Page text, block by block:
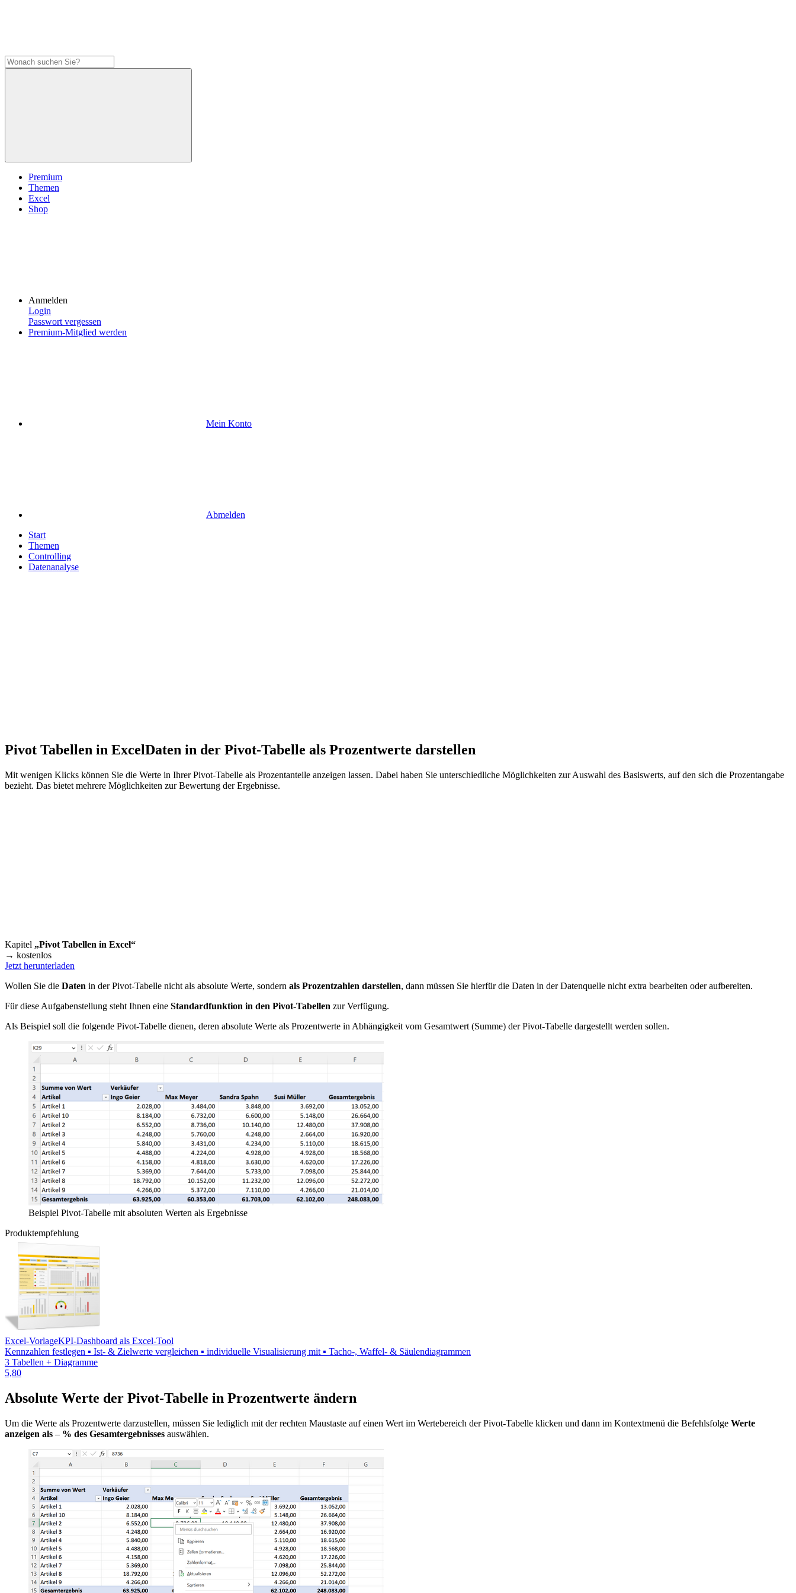
Premium
Themen
Excel
Shop
Anmelden
Login
Passwort vergessen
Premium-Mitglied werden
Mein Konto
Abmelden
Start
Themen
Controlling
Datenanalyse
Pivot Tabellen in ExcelDaten in der Pivot-Tabelle als Prozentwerte darstellen
Mit wenigen Klicks können Sie die Werte in Ihrer Pivot-Tabelle als Prozentanteile anzeigen lassen. Dabei haben Sie unterschiedliche Möglichkeiten zur Auswahl des Basiswerts, auf den sich die Prozentangabe
bezieht. Das bietet mehrere Möglichkeiten zur Bewertung der Ergebnisse.
Kapitel „Pivot Tabellen in Excel“
→ kostenlos
Jetzt herunterladen
Wollen Sie die Daten in der Pivot-Tabelle nicht als absolute Werte, sondern als Prozentzahlen darstellen, dann müssen Sie hierfür die Daten in der Datenquelle nicht extra bearbeiten oder aufbereiten.
Für diese Aufgabenstellung steht Ihnen eine Standardfunktion in den Pivot-Tabellen zur Verfügung.
Als Beispiel soll die folgende Pivot-Tabelle dienen, deren absolute Werte als Prozentwerte in Abhängigkeit vom Gesamtwert (Summe) der Pivot-Tabelle dargestellt werden sollen.
Beispiel Pivot-Tabelle mit absoluten Werten als Ergebnisse
Produktempfehlung
Excel-VorlageKPI-Dashboard als Excel-Tool
Kennzahlen festlegen ▪ Ist- & Zielwerte vergleichen ▪ individuelle Visualisierung mit ▪ Tacho-, Waffel- & Säulendiagrammen
3 Tabellen + Diagramme
5,80
Absolute Werte der Pivot-Tabelle in Prozentwerte ändern
Um die Werte als Prozentwerte darzustellen, müssen Sie lediglich mit der rechten Maustaste auf einen Wert im Wertebereich der Pivot-Tabelle klicken und dann im Kontextmenü die Befehlsfolge Werte
anzeigen als – % des Gesamtergebnisses auswählen.